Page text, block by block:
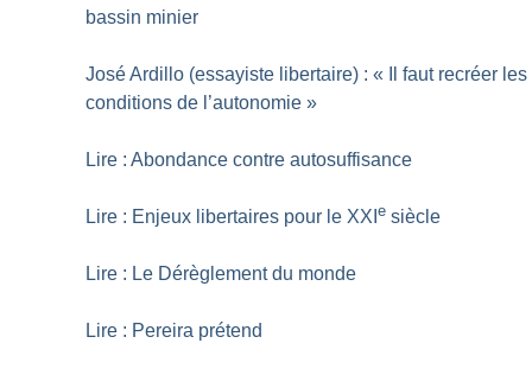
bassin minier
José Ardillo (essayiste libertaire) : «
Il faut recréer les
conditions de l’autonomie »
Lire : Abondance contre autosuffisance
Lire : Enjeux libertaires pour le XXIe siècle
Lire : Le Dérèglement du monde
Lire : Pereira prétend